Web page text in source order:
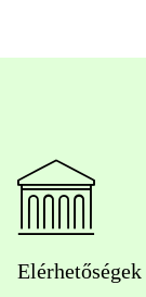
Elérhetőségek